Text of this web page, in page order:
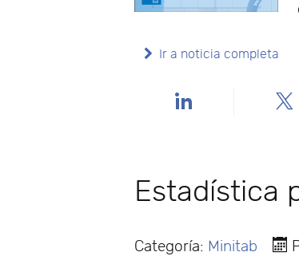
Ir a noticia completa
Estadística
Categoría: Minitab